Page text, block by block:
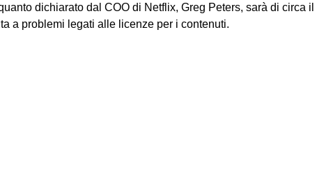
dichiarato dal COO di Netflix, Greg Peters, sarà di circa il
a problemi legati alle licenze per i contenuti.